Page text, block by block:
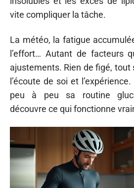
vite compliquer la tâche.
La météo, la fatigue
l’effort… Autant de facteurs
ajustements. Rien de figé, tout
l’écoute de soi et
peu à peu sa routine
découvre ce qui fonctionne